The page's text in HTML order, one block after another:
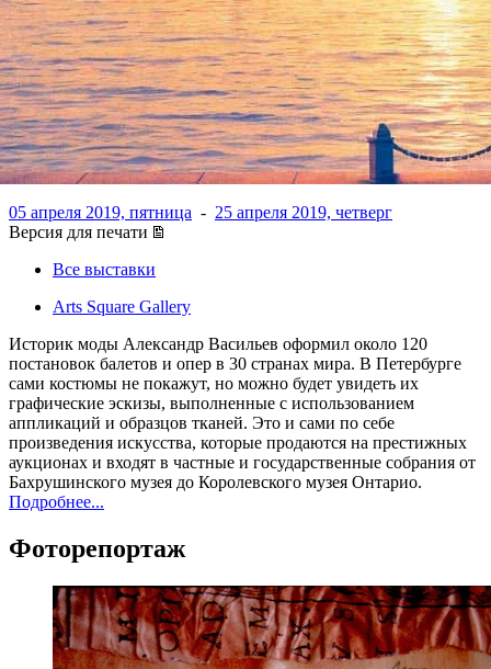
Петербуржцы увидят эскизы
костюмов, придуманных
историком моды
Александром Васильевым
05 апреля 2019, пятница - 25 апреля 2019, четверг
Версия для печати
Все выставки
Arts Square Gallery
Историк моды Александр Васильев оформил около 120
постановок балетов и опер в 30 странах мира. В Петербурге
сами костюмы не покажут, но можно будет увидеть их
графические эскизы, выполненные с использованием
аппликаций и образцов тканей. Это и сами по себе
произведения искусства, которые продаются на престижных
аукционах и входят в частные и государственные собрания от
Бахрушинского музея до Королевского музея Онтарио.
Подробнее...
Фоторепортаж